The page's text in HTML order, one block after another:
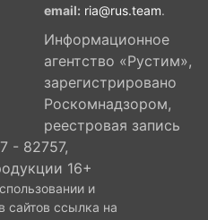
email: ria@rus.team.
Информационное
агентство «Рустим»,
зарегистрировано
Роскомнадзором,
реестровая запись
- 82757,
16+
и
сайтов ссылка на